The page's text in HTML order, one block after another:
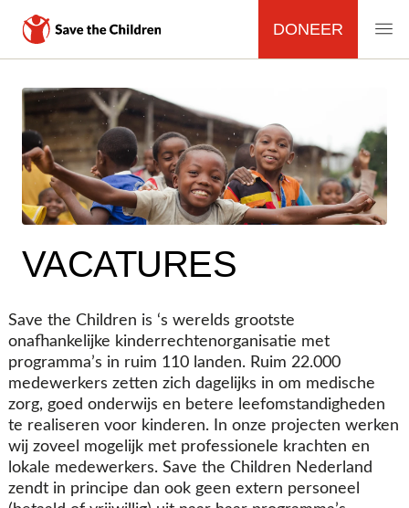
Overslaan
naar
inhoud
gaan
MAIN
DONEER
VACATURES
Save the Children is ‘s werelds grootste
onafhankelijke kinderrechtenorganisatie met
programma’s in ruim 110 landen. Ruim 22.000
medewerkers zetten zich dagelijks in om medische
zorg, goed onderwijs en betere leefomstandigheden
te realiseren voor kinderen. In onze projecten werken
wij zoveel mogelijk met professionele krachten en
lokale medewerkers. Save the Children Nederland
zendt in principe dan ook geen extern personeel